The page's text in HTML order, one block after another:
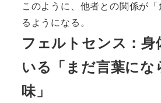
このように、他者との関係が
るようになる。
フェルトセンス：身
いる「まだ言葉にな
味」